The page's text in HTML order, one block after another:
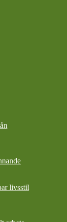
livsstil